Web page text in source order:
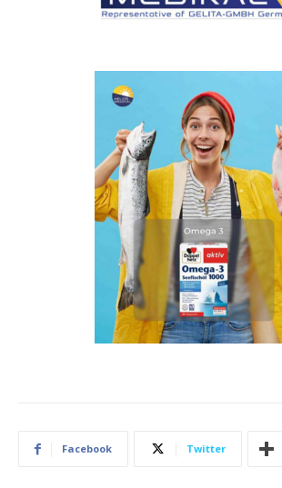
Facebook Twitter